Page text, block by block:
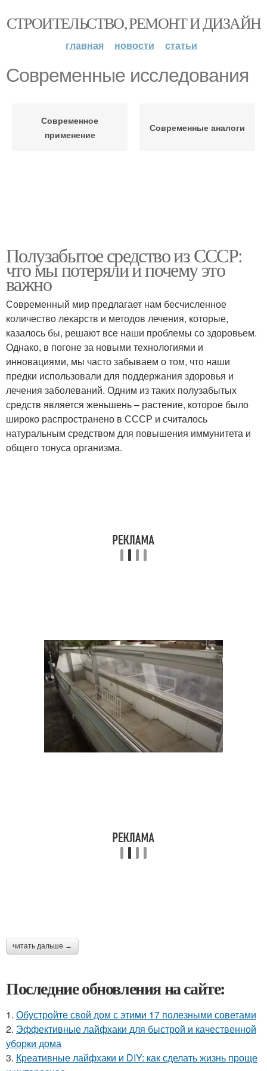
СТРОИТЕЛЬСТВО, РЕМОНТ И ДИЗАЙН
главная новости статьи
Современные исследования
Современное
применение
Современные аналоги
Полузабытое средство из СССР:
что мы потеряли и почему это
важно
Современный мир предлагает нам бесчисленное
количество лекарств и методов лечения, которые,
казалось бы, решают все наши проблемы со здоровьем.
Однако, в погоне за новыми технологиями и
инновациями, мы часто забываем о том, что наши
предки использовали для поддержания здоровья и
лечения заболеваний. Одним из таких полузабытых
средств является женьшень – растение, которое было
широко распространено в СССР и считалось
натуральным средством для повышения иммунитета и
общего тонуса организма.
читать дальше →
Последние обновления на сайте:
1. Обустройте свой дом с этими 17 полезными советами
2. Эффективные лайфхаки для быстрой и качественной
уборки дома
3. Креативные лайфхаки и DIY: как сделать жизнь проще